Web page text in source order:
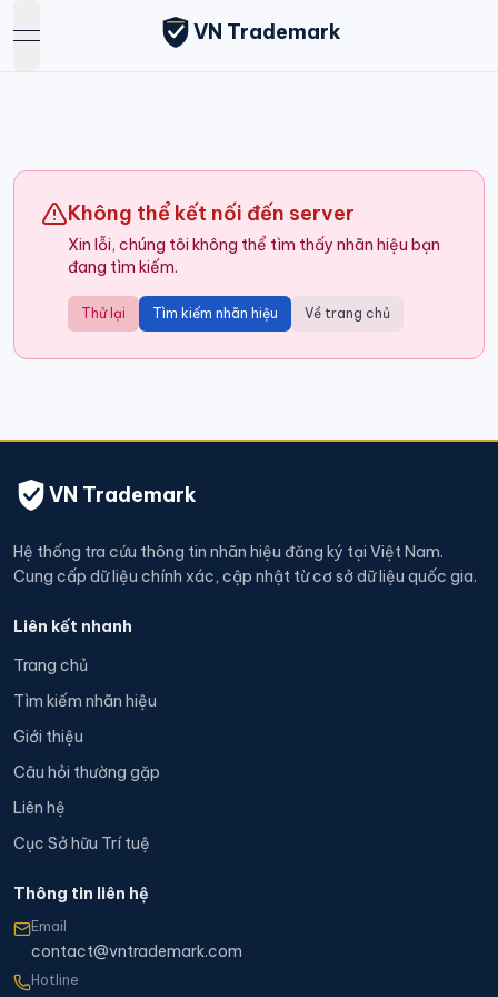
open navigation menu
VN Trademark
Không thể kết nối đến server
Xin lỗi, chúng tôi không thể tìm thấy nhãn hiệu bạn
đang tìm kiếm.
Thử lại Tìm kiếm nhãn hiệu Về trang chủ
VN Trademark
Hệ thống tra cứu thông tin nhãn hiệu đăng ký tại Việt Nam.
Cung cấp dữ liệu chính xác, cập nhật từ cơ sở dữ liệu quốc gia.
Liên kết nhanh
Trang chủ
Tìm kiếm nhãn hiệu
Giới thiệu
Câu hỏi thường gặp
Liên hệ
Cục Sở hữu Trí tuệ
Thông tin liên hệ
Email
contact@vntrademark.com
Hotline